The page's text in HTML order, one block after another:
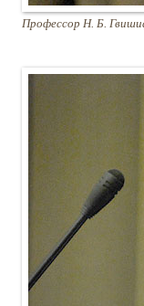
Профессор Н. Б.